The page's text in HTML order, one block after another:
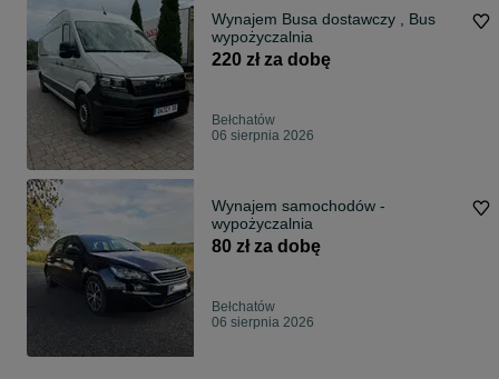
Wynajem Busa dostawczy , Bus
wypożyczalnia
220 zł za dobę
Bełchatów
06 sierpnia 2026
Wynajem samochodów -
wypożyczalnia
80 zł za dobę
Bełchatów
06 sierpnia 2026